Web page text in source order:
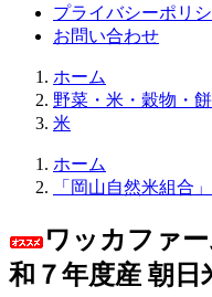
プライバシーポリ
お問い合わせ
ホーム
野菜・米・穀物・餅
米
ホーム
「岡山自然米組合
ワッカファ
和７年度産 朝日